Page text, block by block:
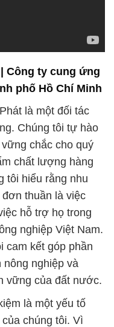
| Công ty cung ứng
phố Hồ Chí Minh
là một đối tác
Chúng tôi tự hào
chắc cho quý
chất lượng hàng
tôi hiểu rằng nhu
thuần là việc
hỗ trợ họ trong
nghiệp Việt Nam.
cam kết góp phần
nghiệp và
vững của đất nước.
là một yếu tố
chúng tôi. Vì